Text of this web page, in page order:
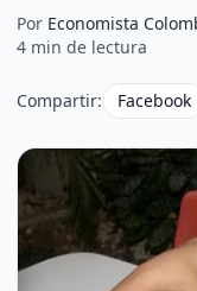
Por Economista
4 min de lectura
Compartir: Facebook